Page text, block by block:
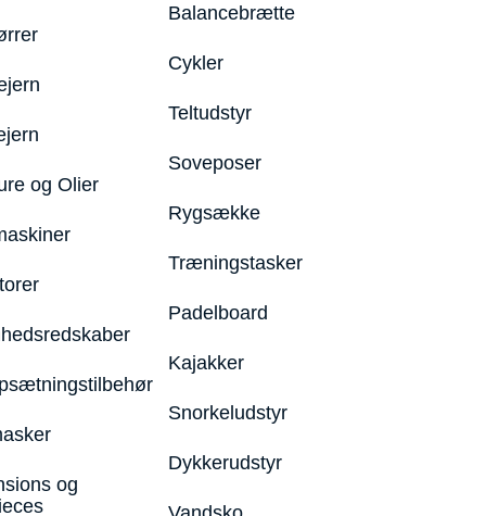
og Olier
og
Balancebrætte
Cykler
Teltudstyr
Soveposer
Rygsække
Træningstasker
Padelboard
Kajakker
Snorkeludstyr
Dykkerudstyr